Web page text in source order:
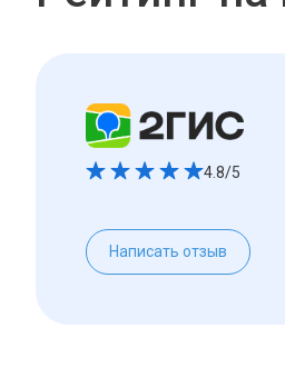
4.8/5
Написать отзыв